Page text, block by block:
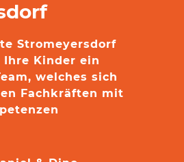
Stromeyersdorf
Kinder ein
welches sich
Fachkräften mit